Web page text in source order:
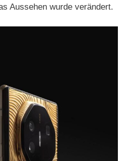
Aussehen wurde verändert.